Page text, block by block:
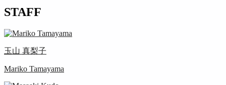
STAFF
玉山 真梨子
Mariko Tamayama